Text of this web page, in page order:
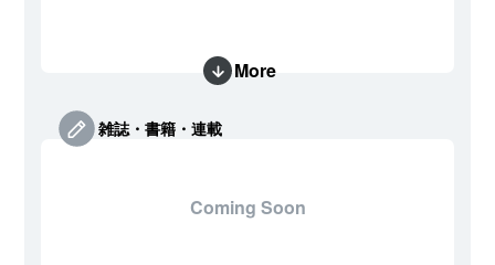
More
雑誌・書籍・連載
Coming Soon